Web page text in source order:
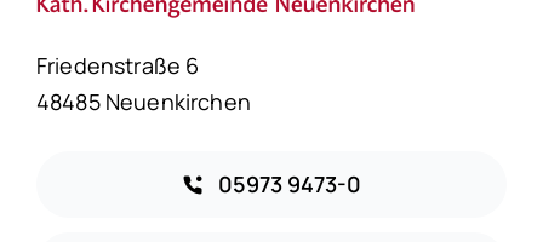
Friedenstraße 6
48485 Neuenkirchen
05973 9473-0